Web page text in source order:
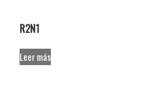
R2N1
Leer más